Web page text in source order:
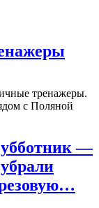
тренажеры.
с Поляной
—